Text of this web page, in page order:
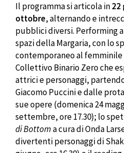
Il programma si articola in22
ottobre, alternando e
pubblici diversi. Performing
spazi della Margaria, con lo
contemporaneo al femminile
Collettivo Binario Zero che
attrici e personaggi,
Giacomo Puccini e dalle
sue opere (domenica 24
settembre, ore 17.30); lo
di Bottoma cura di Onda
divertenti personaggi di